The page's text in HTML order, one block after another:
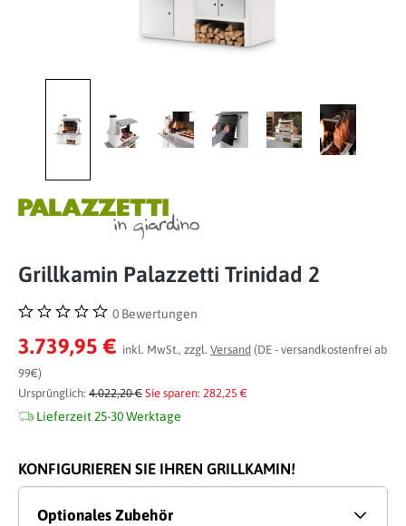
Grillkamin Palazzetti Trinidad 2
Durchschnittliche Bewertung von 0 von 5 Sternen
0 Bewertungen
3.739,95 € inkl. MwSt., zzgl. Versand (DE - versandkostenfrei ab
99€)
Ursprünglich: 4.022,20 € Sie sparen: 282,25 €
Lieferzeit 25-30 Werktage
KONFIGURIEREN SIE IHREN GRILLKAMIN!
Optionales Zubehör